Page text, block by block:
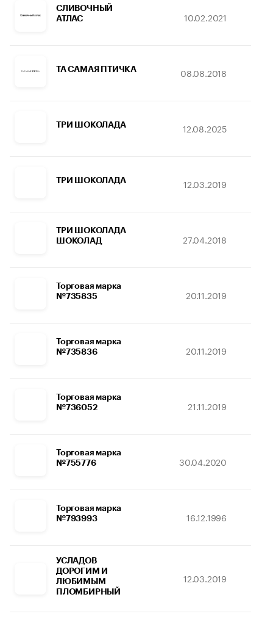
СЛИВОЧНЫЙ
АТЛАС
10.02.2021
ТА САМАЯ ПТИЧКА 08.08.2018
ТРИ ШОКОЛАДА 12.08.2025
ТРИ ШОКОЛАДА 12.03.2019
ТРИ ШОКОЛАДА
ШОКОЛАД
27.04.2018
Торговая марка
№735835
20.11.2019
Торговая марка
№735836
20.11.2019
Торговая марка
№736052
21.11.2019
Торговая марка
№755776
30.04.2020
Торговая марка
№793993
16.12.1996
УСЛАДОВ
ДОРОГИМ И
ЛЮБИМЫМ
ПЛОМБИРНЫЙ
12.03.2019